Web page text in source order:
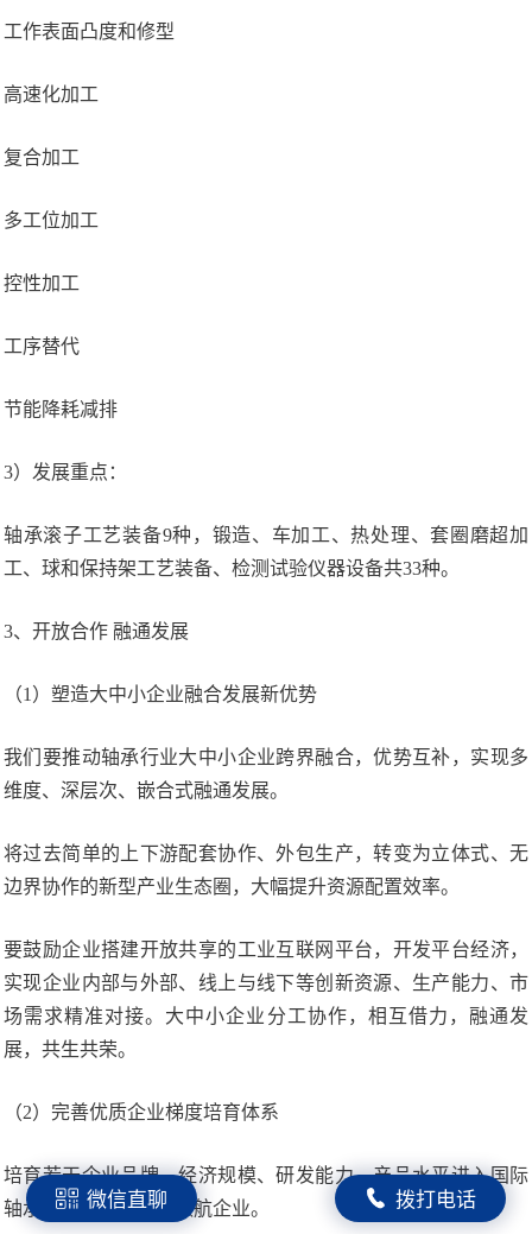
工作表面凸度和修型
高速化加工
复合加工
多工位加工
控性加工
工序替代
节能降耗减排
3）发展重点：
轴承滚子工艺装备9种，锻造、车加工、热处理、套圈磨超加
工、球和保持架工艺装备、检测试验仪器设备共33种。
3、开放合作 融通发展
（1）塑造大中小企业融合发展新优势
我们要推动轴承行业大中小企业跨界融合，优势互补，实现多
维度、深层次、嵌合式融通发展。
将过去简单的上下游配套协作、外包生产，转变为立体式、无
边界协作的新型产业生态圈，大幅提升资源配置效率。
要鼓励企业搭建开放共享的工业互联网平台，开发平台经济，
实现企业内部与外部、线上与线下等创新资源、生产能力、市
场需求精准对接。大中小企业分工协作，相互借力，融通发
展，共生共荣。
（2）完善优质企业梯度培育体系
培育若干企业品牌、经济规模、研发能力、产品水平进入国际
轴承产业第一方阵的领航企业。
微信直聊 拨打电话